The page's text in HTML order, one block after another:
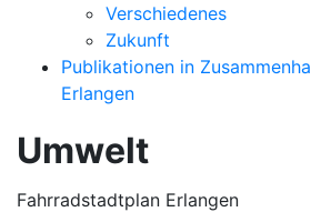
Verschiedenes
Zukunft
Publikationen in
Erlangen
Umwelt
Fahrradstadtplan Erlangen